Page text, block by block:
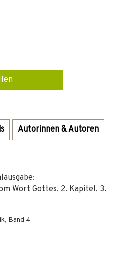
Autorinnen & Autoren
Wort Gottes, 2. Kapitel, 3.
Band 4